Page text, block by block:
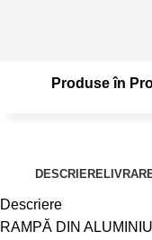
Produse în
DESCRIERE
Descriere
RAMPĂ DIN